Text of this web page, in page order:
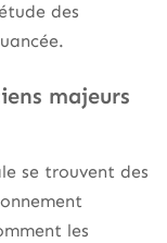
des
majeurs
se trouvent des
les